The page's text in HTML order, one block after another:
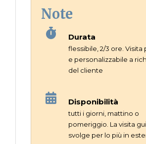
Note
Durata
flessibile, 2/3 ore. Visita
e personalizzabile a
del cliente
Disponibilità
tutti i giorni, mattino o
pomeriggio. La visita
svolge per lo più in